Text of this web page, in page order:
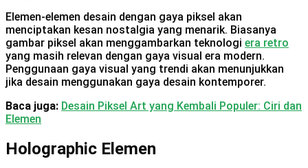
Elemen-elemen desain dengan gaya piksel akan
menciptakan kesan nostalgia yang menarik. Biasanya
gambar piksel akan menggambarkan teknologi era retro
yang masih relevan dengan gaya visual era modern.
Penggunaan gaya visual yang trendi akan menunjukkan
jika desain menggunakan gaya desain kontemporer.
Baca juga: Desain Piksel Art yang Kembali Populer: Ciri dan
Elemen
Holographic Elemen